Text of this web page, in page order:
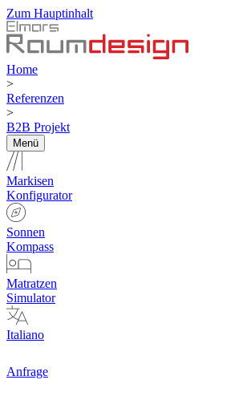
Zum Hauptinhalt
Home
>
Referenzen
>
B2B Projekt
Menü
Markisen
Konfigurator
Sonnen
Kompass
Matratzen
Simulator
Italiano
Anfrage